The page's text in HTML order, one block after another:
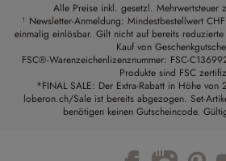
Alle Preise inkl. gesetzl. Mehrwertsteuer
¹ Newsletter-Anmeldung: Mindestbestellwert
einmalig einlösbar. Gilt nicht auf bereits
Kauf von
FSC®-Warenzeichenlizenznummer: FSC-
Produkte sind FSC
*FINAL SALE: Der Extra-Rabatt in Höhe von
loberon.ch/Sale ist bereits abgezogen. Set-
benötigen keinen Gutscheincode.